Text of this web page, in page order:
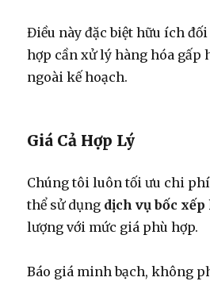
Điều này đặc biệt hữu ích
hợp cần xử lý hàng hóa gấp
ngoài kế hoạch.
Giá Cả Hợp Lý
Chúng tôi luôn tối ưu chi
thể sử dụng dịch vụ bốc
lượng với mức giá phù hợp.
Báo giá minh bạch, không